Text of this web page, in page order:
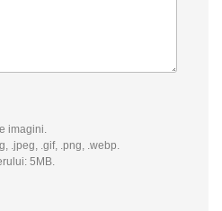
imagini.
.jpeg, .gif, .png, .webp.
5MB.